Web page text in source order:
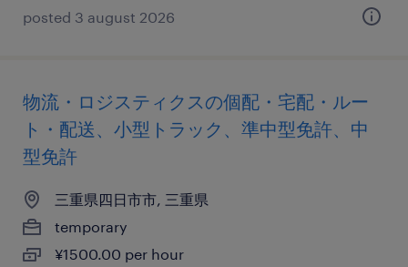
posted 3 august 2026
物流・ロジスティクスの個配・宅配・ルー
ト・配送、小型トラック、準中型免許、中
型免許
三重県四日市市, 三重県
temporary
¥1500.00 per hour